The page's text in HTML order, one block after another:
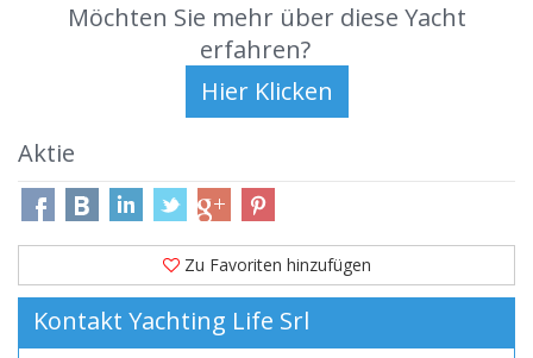
Möchten Sie mehr über diese Yacht
erfahren?
Aktie
Zu Favoriten hinzufügen
Kontakt Yachting Life Srl